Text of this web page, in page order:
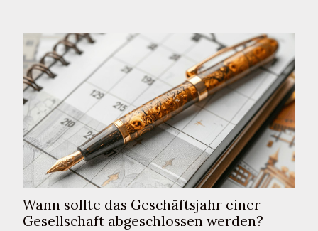
Krisenmanagements und erfahren Sie, welche...
Wann sollte das Geschäftsjahr einer
Gesellschaft abgeschlossen werden?